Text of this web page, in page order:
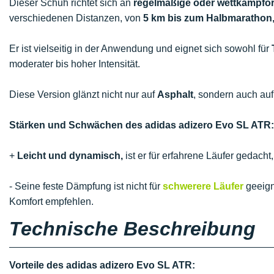
Dieser Schuh richtet sich an regelmäßige oder
verschiedenen Distanzen, von 5 km bis zum Halbmarathon,
Er ist vielseitig in der Anwendung und eignet sich sowohl für
moderater bis hoher Intensität.
Diese Version glänzt nicht nur auf Asphalt, sondern auch
Stärken und Schwächen des adidas adizero Evo SL ATR:
+ Leicht und dynamisch, ist er für erfahrene Läufer
- Seine feste Dämpfung ist nicht für schwerere Läufer
Komfort empfehlen.
Technische Beschreibung
Vorteile des adidas adizero Evo SL ATR: